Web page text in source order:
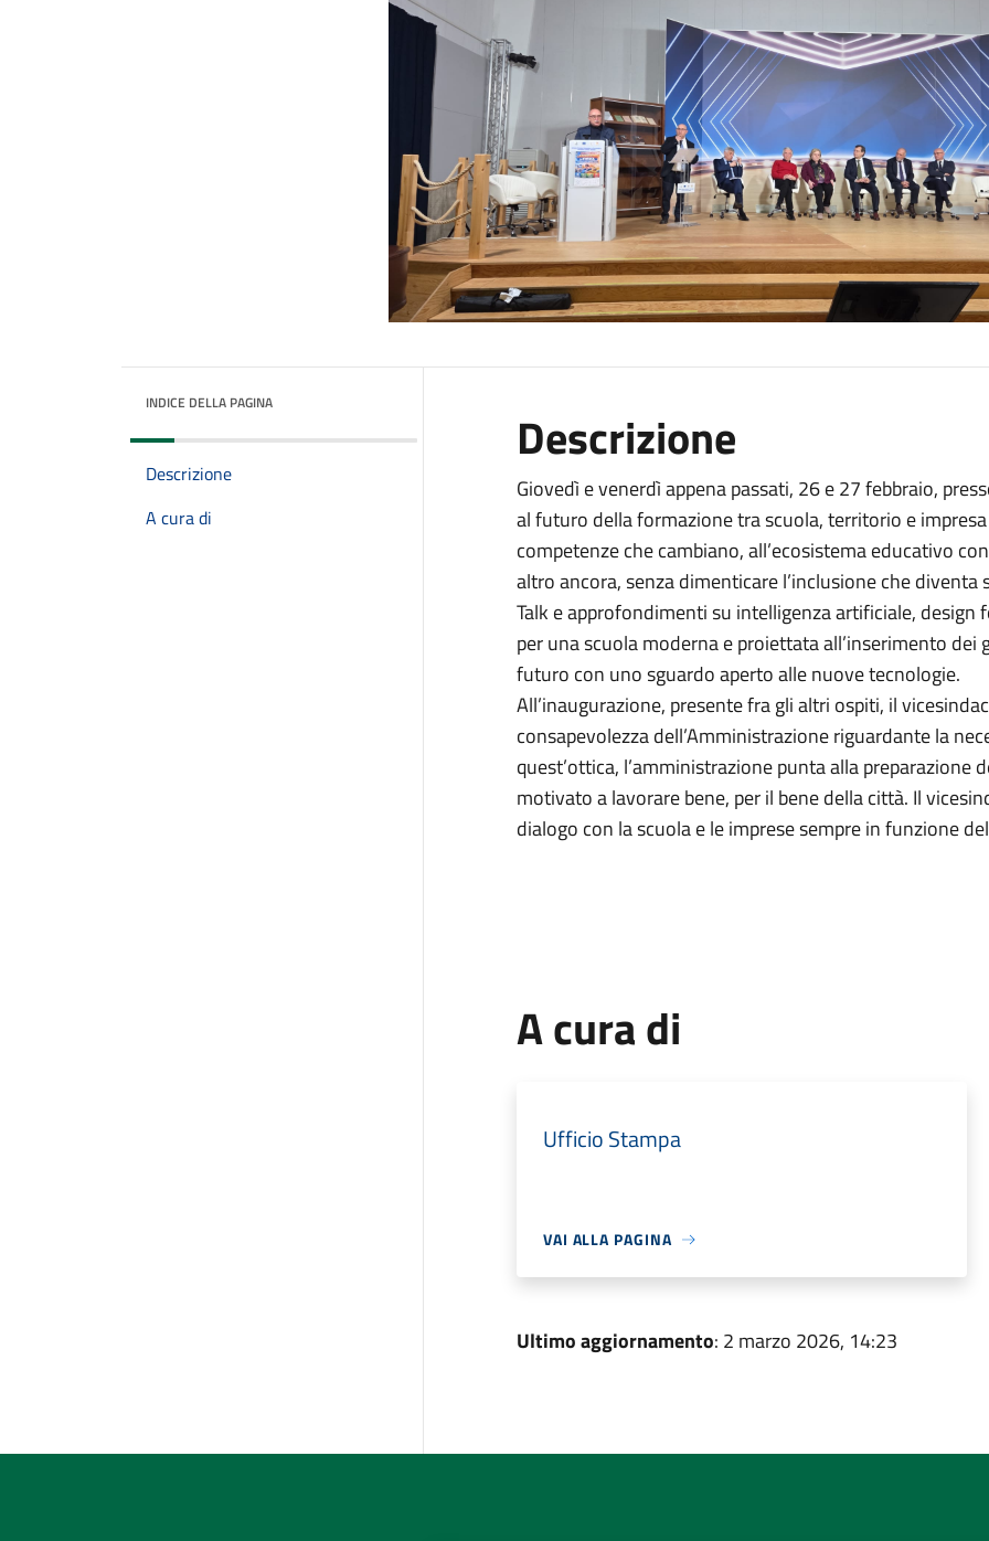
INDICE DELLA PAGINA
Descrizione
A cura di
Descrizione
Giovedì e venerdì appena passati, 26 e 27 febbraio,
al futuro della formazione tra scuola, territorio e
competenze che cambiano, all’ecosistema educativo
altro ancora, senza dimenticare l’inclusione che diventa
Talk e approfondimenti su intelligenza artificiale,
per una scuola moderna e proiettata all’inserimento
futuro con uno sguardo aperto alle nuove tecnologie.
All’inaugurazione, presente fra gli altri ospiti, il
consapevolezza dell’Amministrazione riguardante la
quest’ottica, l’amministrazione punta alla preparazione
motivato a lavorare bene, per il bene della città. Il
dialogo con la scuola e le imprese sempre in funzione
A cura di
Ufficio Stampa
VAI ALLA PAGINA
Ultimo aggiornamento: 2 marzo 2026, 14:23